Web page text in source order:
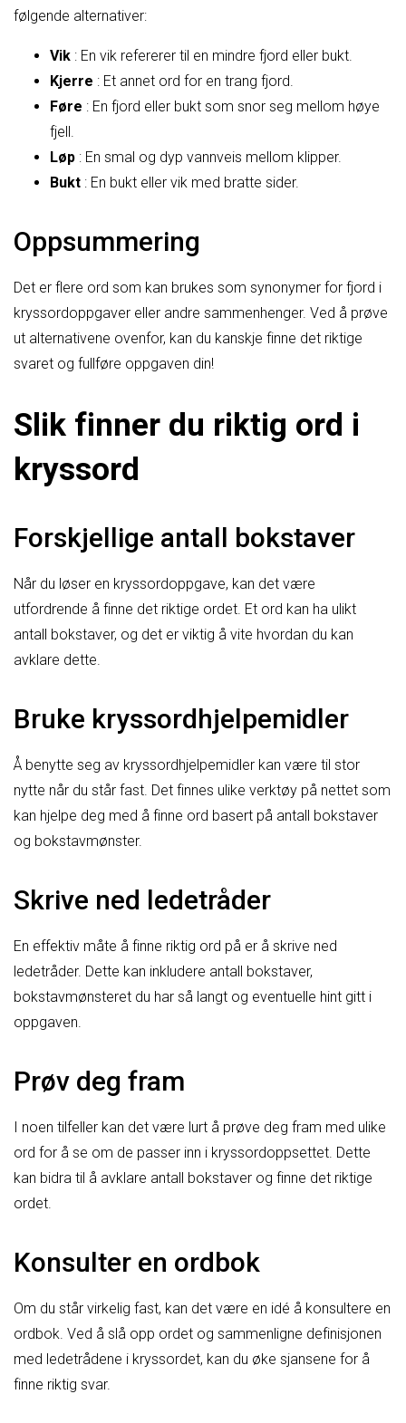
følgende alternativer:
Vik : En vik refererer til en mindre fjord eller bukt.
Kjerre : Et annet ord for en trang fjord.
Føre : En fjord eller bukt som snor seg mellom høye
fjell.
Løp : En smal og dyp vannveis mellom klipper.
Bukt : En bukt eller vik med bratte sider.
Oppsummering
Det er flere ord som kan brukes som synonymer for fjord i
kryssordoppgaver eller andre sammenhenger. Ved å prøve
ut alternativene ovenfor, kan du kanskje finne det riktige
svaret og fullføre oppgaven din!
Slik finner du riktig ord i
kryssord
Forskjellige antall bokstaver
Når du løser en kryssordoppgave, kan det være
utfordrende å finne det riktige ordet. Et ord kan ha ulikt
antall bokstaver, og det er viktig å vite hvordan du kan
avklare dette.
Bruke kryssordhjelpemidler
Å benytte seg av kryssordhjelpemidler kan være til stor
nytte når du står fast. Det finnes ulike verktøy på nettet som
kan hjelpe deg med å finne ord basert på antall bokstaver
og bokstavmønster.
Skrive ned ledetråder
En effektiv måte å finne riktig ord på er å skrive ned
ledetråder. Dette kan inkludere antall bokstaver,
bokstavmønsteret du har så langt og eventuelle hint gitt i
oppgaven.
Prøv deg fram
I noen tilfeller kan det være lurt å prøve deg fram med ulike
ord for å se om de passer inn i kryssordoppsettet. Dette
kan bidra til å avklare antall bokstaver og finne det riktige
ordet.
Konsulter en ordbok
Om du står virkelig fast, kan det være en idé å konsultere en
ordbok. Ved å slå opp ordet og sammenligne definisjonen
med ledetrådene i kryssordet, kan du øke sjansene for å
finne riktig svar.